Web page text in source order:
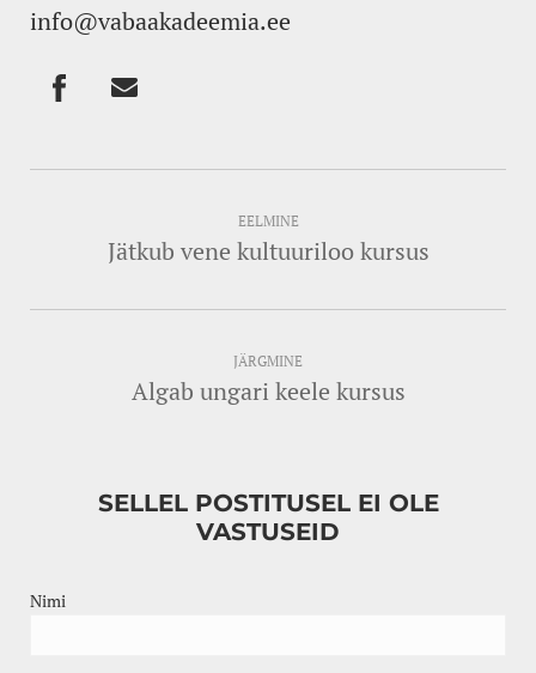
info@vabaakadeemia.ee
EELMINE
Jätkub vene kultuuriloo kursus
JÄRGMINE
Algab ungari keele kursus
SELLEL POSTITUSEL EI OLE
VASTUSEID
Nimi